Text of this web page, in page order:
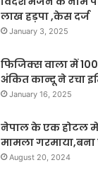
लाख हड़पा ,केस दर्ज
January 3, 2025
फिजिक्स वाला में
अंकित कान्दू ने रचा
January 16, 2025
नेपाल के एक होटल में
मामला गरमाया,बना
August 20, 2024